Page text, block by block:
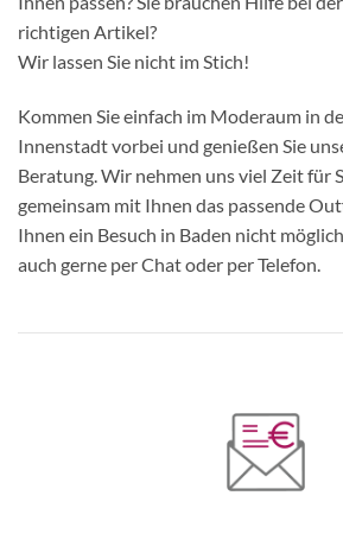
richtigen Artikel?
Wir lassen Sie nicht im Stich!
Kommen Sie einfach im Moderaum in
Innenstadt vorbei und genießen Sie
Beratung. Wir nehmen uns viel Zeit für
gemeinsam mit Ihnen das passende
Ihnen ein Besuch in Baden nicht
auch gerne per Chat oder per Telefon.